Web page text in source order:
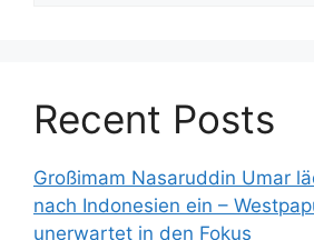
Recent Posts
Großimam Nasaruddin Umar
nach Indonesien ein –
unerwartet in den Fokus